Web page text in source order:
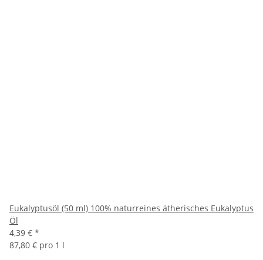
Eukalyptusöl (50 ml) 100% naturreines ätherisches Eukalyptus
Öl
4,39 € *
87,80 € pro 1 l